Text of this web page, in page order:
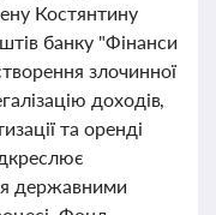
Костянтину
банку "Фінанси
злочинної
доходів,
та оренді
державними